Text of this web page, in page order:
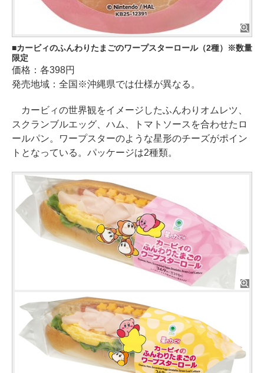
カービィのふんわりたまごのワープスターロール（2種）※数量
限定
価格：各398円
発売地域：全国※沖縄県では仕様が異なる。
カービィの世界観をイメージしたふんわりオムレツ、
スクランブルエッグ、ハム、トマトソースを合わせたロ
ールパン。ワープスターのような星形のチーズがポイン
トとなっている。パッケージは2種類。